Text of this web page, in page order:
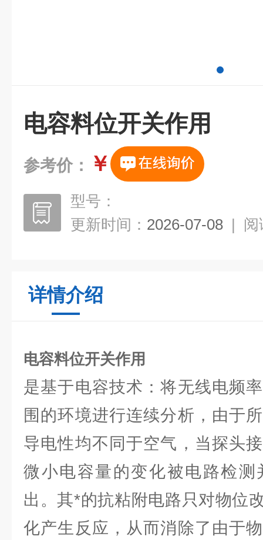
电容料位开关作用
参考价： ￥
型号：
更新时间： 2026-07-08 | 阅
详情介绍
电容料位开关作用
是基于电容技术：将无线电频
围的环境进行连续分析，由于
导电性均不同于空气，当探头
微小电容量的变化被电路检测
出。其*的抗粘附电路只对物位
化产生反应，从而消除了由于